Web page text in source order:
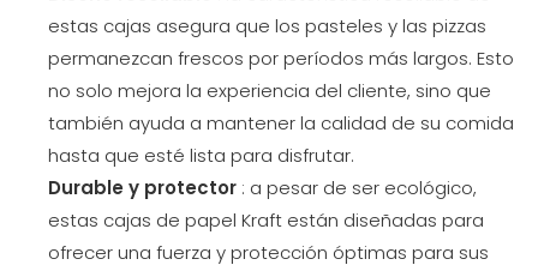
estas cajas asegura que los pasteles y las pizzas
permanezcan frescos por períodos más largos. Esto
no solo mejora la experiencia del cliente, sino que
también ayuda a mantener la calidad de su comida
hasta que esté lista para disfrutar.
Durable y protector : a pesar de ser ecológico,
estas cajas de papel Kraft están diseñadas para
ofrecer una fuerza y ​​protección óptimas para sus